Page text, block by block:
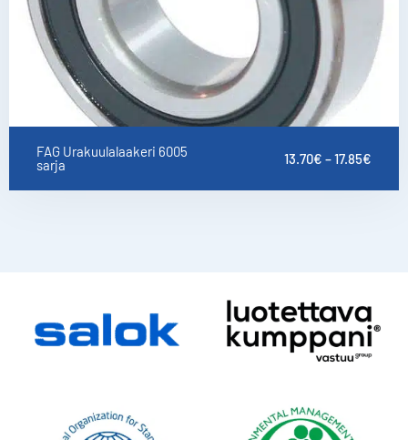
FAG Urakuulalaakeri 6005
sarja
13.70€ –17.85€